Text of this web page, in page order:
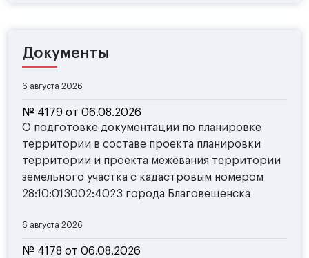
Документы
6 августа 2026
№ 4179 от 06.08.2026
О подготовке документации по планировке
территории в составе проекта планировки
территории и проекта межевания территории
земельного участка с кадастровым номером
28:10:013002:4023 города Благовещенска
6 августа 2026
№ 4178 от 06.08.2026